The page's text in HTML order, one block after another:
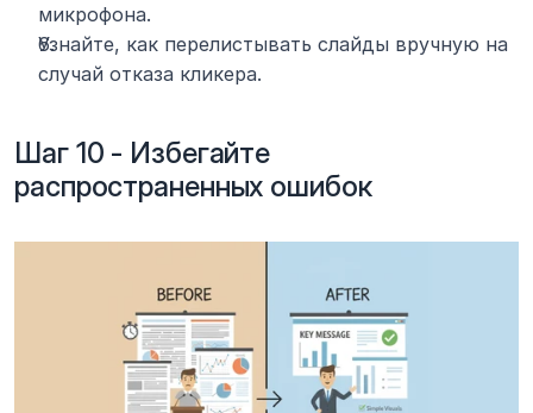
микрофона.
Узнайте, как перелистывать слайды вручную на
случай отказа кликера.
Шаг 10 - Избегайте
распространенных ошибок